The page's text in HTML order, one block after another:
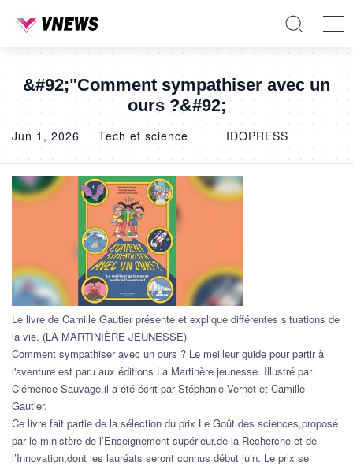
&#92;"Comment sympathiser avec un
ours ?&#92;
Jun 1, 2026 Tech et science IDOPRESS
Le livre de Camille Gautier présente et explique différentes situations de
la vie. (LA MARTINIÈRE JEUNESSE)
Comment sympathiser avec un ours ? Le meilleur guide pour partir à
l'aventure est paru aux éditions La Martinère jeunesse. Illustré par
Clémence Sauvage,il a été écrit par Stéphanie Vernet et Camille
Gautier.
Ce livre fait partie de la sélection du prix Le Goût des sciences,proposé
par le ministère de l’Enseignement supérieur,de la Recherche et de
l’Innovation,dont les lauréats seront connus début juin. Le prix se